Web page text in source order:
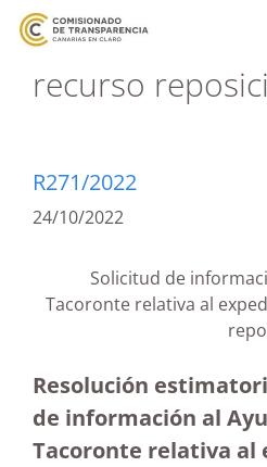
recurso
R271/2022
24/10/2022
Solicitud de
Tacoronte relativa al
Resolución
de información al
Tacoronte relativa al